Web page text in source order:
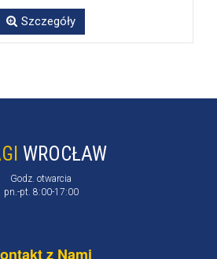
Szczegóły
WROCŁAW
Godz. otwarcia
pn.-pt. 8:00-17:00
z Nami